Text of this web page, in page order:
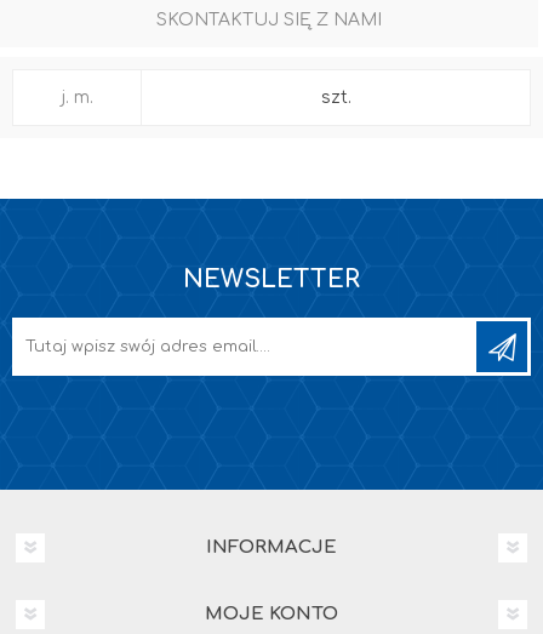
SKONTAKTUJ SIĘ Z NAMI
j. m. szt.
NEWSLETTER
INFORMACJE
MOJE KONTO